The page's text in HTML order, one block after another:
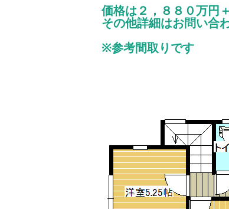
価格は２，８８０万円
その他詳細はお問い合
※参考間取りです